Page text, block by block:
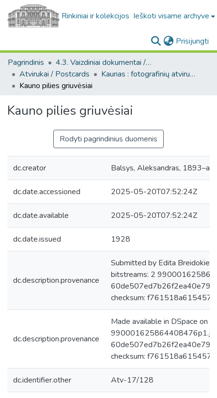
Rinkiniai ir kolekcijos Ieškoti visame archyve
Prisijungti
Pagrindinis
4.3. Vaizdiniai dokumentai / Visual documents
Atvirukai / Postcards
Kaunas : fotografinių atvirukų rinkinys, [1906-1991]
Kauno pilies griuvėsiai
Kauno pilies griuvėsiai
Rodyti pagrindinius duomenis
dc.creator Balsys, Aleksandras,
dc.date.accessioned 2025-05-20T07:52:24Z
dc.date.available 2025-05-20T07:52:24Z
dc.date.issued 1928
dc.description.provenance
Submitted by Edita
bitstreams: 2
checksum:
dc.description.provenance
Made available in DSpace on
checksum:
dc.identifier.other Atv-17/128